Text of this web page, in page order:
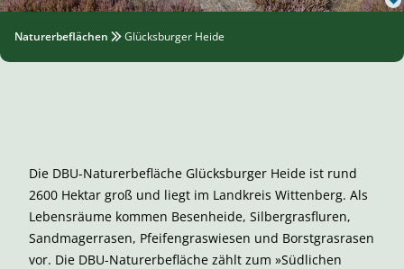
Naturerbeflächen Glücksburger Heide
Die DBU-Naturerbefläche Glücksburger Heide ist rund
2600 Hektar groß und liegt im Landkreis Wittenberg. Als
Lebensräume kommen Besenheide, Silbergrasfluren,
Sandmagerrasen, Pfeifengraswiesen und Borstgrasrasen
vor. Die DBU-Naturerbefläche zählt zum »Südlichen